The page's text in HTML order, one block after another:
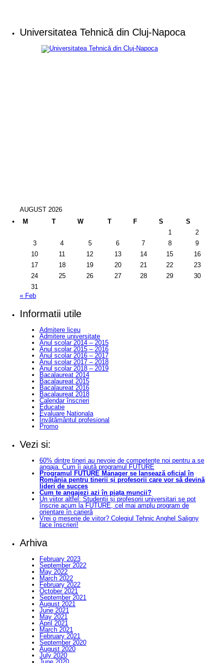
Universitatea Tehnică din Cluj-Napoca
AUGUST 2026
M
T W T F S
S
1
2
3
4 5 6 7 8
9
10
11 12 13 14 15
16
17
18 19 20 21 22
23
24
25 26 27 28 29
30
31
« Feb
Informatii utile
Admitere liceu
Admitere universitate
Anul scolar 2014 – 2015
Anul scolar 2015 – 2016
Anul scolar 2016 – 2017
Anul scolar 2017 – 2018
Anul scolar 2018 – 2019
Bacalaureat 2014
Bacalaureat 2015
Bacalaureat 2016
Bacalaureat 2018
Calendar înscrieri
Educatie
Evaluare Nationala
Învăţământul profesional
Promo
Vezi si:
60% dintre tineri au nevoie de competențe noi pentru a se
angaja. Cum îi ajută programul FUTURE
Programul FUTURE Manager se lansează oficial în
România pentru tinerii și profesorii care vor să devină
lideri de succes
Cum te angajezi azi în piața muncii?
Un viitor altfel: Studenții și profesorii universitari se pot
înscrie acum la FUTURE, cel mai amplu program de
orientare în carieră
Vrei o meserie de viitor? Colegiul Tehnic Anghel Saligny
face înscrieri!
Arhiva
February 2023
September 2022
May 2022
March 2022
February 2022
October 2021
September 2021
August 2021
June 2021
May 2021
April 2021
March 2021
February 2021
September 2020
August 2020
July 2020
June 2020